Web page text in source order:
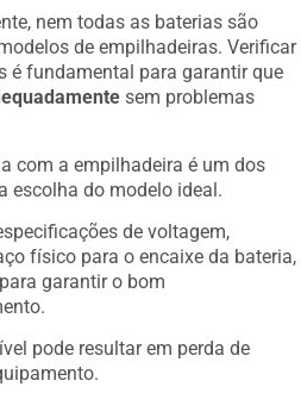
nem todas as baterias são
de empilhadeiras. Verificar
é fundamental para garantir que
sem problemas
com a empilhadeira é um dos
escolha do modelo ideal.
de voltagem,
físico para o encaixe da bateria,
garantir o bom
pode resultar em perda de